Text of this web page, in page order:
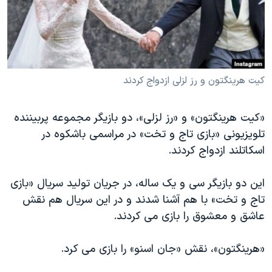
فرهنگ و زندگی
حقوق شهروندی
اقتصادی
علم و فناوری
گالری عکس
آرشیو پخش زنده
مستندها
انتخابات ریاست جمهوری آمریکا ۲۰۲۴
حمله جمهوری اسلامی به اسرائیل
رمز مهسا
اعتراضات زن، زندگی، آزادی
مجموعه مستندهای دادخواهی
دادگاه حمید نوری
چهل سال گروگان‌گیری
اعتراضات مردمی آبان ۹۸
دنبال کنید
کیت هرینگتون و رز لزلی ازدواج کردند
«کیت هرینگتون» و «رز لزلی»، دو بازیگر مجموعه پربیننده
تلویزیونی «بازی تاج و تخت» در مراسمی باشکوه در
اسکاتلند ازدواج کردند.
این دو بازیگر سی و یک ساله، در جریان تولید سریال «بازی
تاج و تخت» با هم آشنا شدند و در این سریال هم نقش
عاشق و معشوق را بازی می کردند.
«هرینگتون»، نقش «جان اسنو» را بازی می کرد.